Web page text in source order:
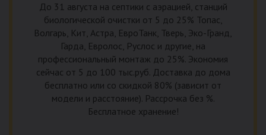
До 31 августа на септики с аэрацией, станций
биологической очистки от 5 до 25% Топас,
Волгарь, Кит, Астра, ЕвроТанк, Тверь, Эко-Гранд,
Гарда, Евролос, Руслос и другие, на
профессиональный монтаж до 25%. Экономия
сейчас от 5 до 100 тыс.руб. Доставка до дома
бесплатно или со скидкой 80% (зависит от
модели и расстояние). Рассрочка без %.
Бесплатное хранение!